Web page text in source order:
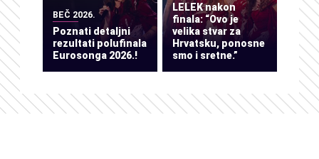
BEČ 2026.
Poznati detaljni
rezultati polufinala
Eurosonga 2026.!
LELEK nakon
finala: “Ovo je
velika stvar za
Hrvatsku, ponosne
smo i sretne.”